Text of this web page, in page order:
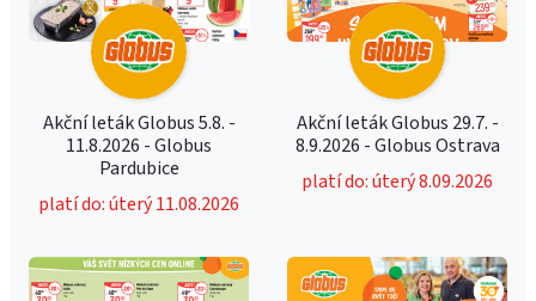
Akční leták Globus 5.8. -
11.8.2026 - Globus
Pardubice
platí do: úterý 11.08.2026
Akční leták Globus 29.7. -
8.9.2026 - Globus Ostrava
platí do: úterý 8.09.2026